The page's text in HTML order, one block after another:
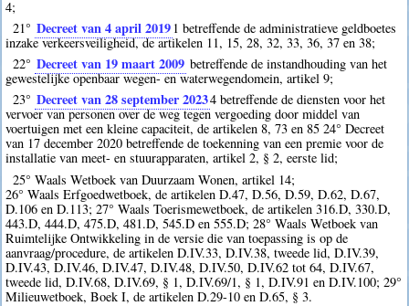
4;
21° Decreet van 4 april 2019 1 betreffende de administratieve geldboetes
inzake verkeersveiligheid, de artikelen 11, 15, 28, 32, 33, 36, 37 en 38;
22° Decreet van 19 maart 2009 betreffende de instandhouding van het
gewestelijke openbaar wegen- en waterwegendomein, artikel 9;
23° Decreet van 28 september 20234betreffende de diensten voor het
vervoer van personen over de weg tegen vergoeding door middel van
voertuigen met een kleine capaciteit, de artikelen 8, 73 en 85 24° Decreet
van 17 december 2020 betreffende de toekenning van een premie voor de
installatie van meet- en stuurapparaten, artikel 2, § 2, eerste lid;
25° Waals Wetboek van Duurzaam Wonen, artikel 14;
26° Waals Erfgoedwetboek, de artikelen D.47, D.56, D.59, D.62, D.67,
D.106 en D.113; 27° Waals Toerismewetboek, de artikelen 316.D, 330.D,
443.D, 444.D, 475.D, 481.D, 545.D en 555.D; 28° Waals Wetboek van
Ruimtelijke Ontwikkeling in de versie die van toepassing is op de
aanvraag/procedure, de artikelen D.IV.33, D.IV.38, tweede lid, D.IV.39,
D.IV.43, D.IV.46, D.IV.47, D.IV.48, D.IV.50, D.IV.62 tot 64, D.IV.67,
tweede lid, D.IV.68, D.IV.69, § 1, D.IV.69/1, § 1, D.IV.91 en D.IV.100; 29°
Milieuwetboek, Boek I, de artikelen D.29-10 en D.65, § 3.